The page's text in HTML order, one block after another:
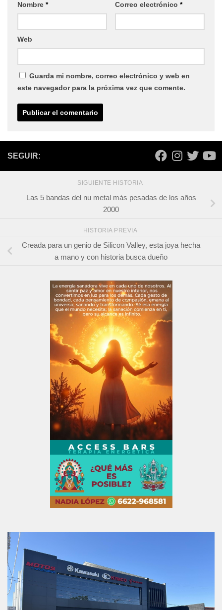
Nombre * Correo electrónico *
Web
Guarda mi nombre, correo electrónico y web en
este navegador para la próxima vez que comente.
SEGUIR:
SIGUIENTE HISTORIA
Las 5 bandas del nu metal más pesadas de los años
2000
HISTORIA PREVIA
Creada para un genio de Silicon Valley, esta joya hecha
a mano y con historia busca dueño